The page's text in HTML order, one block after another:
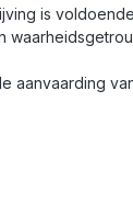
is
aanvaarding